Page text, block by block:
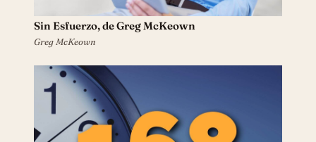
Sin Esfuerzo, de Greg McKeown
Greg McKeown